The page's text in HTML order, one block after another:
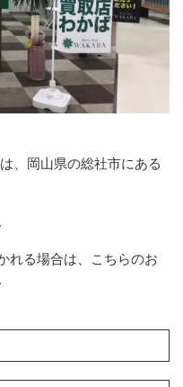
、岡山県の総社市にある
れる場合は、こちらのお